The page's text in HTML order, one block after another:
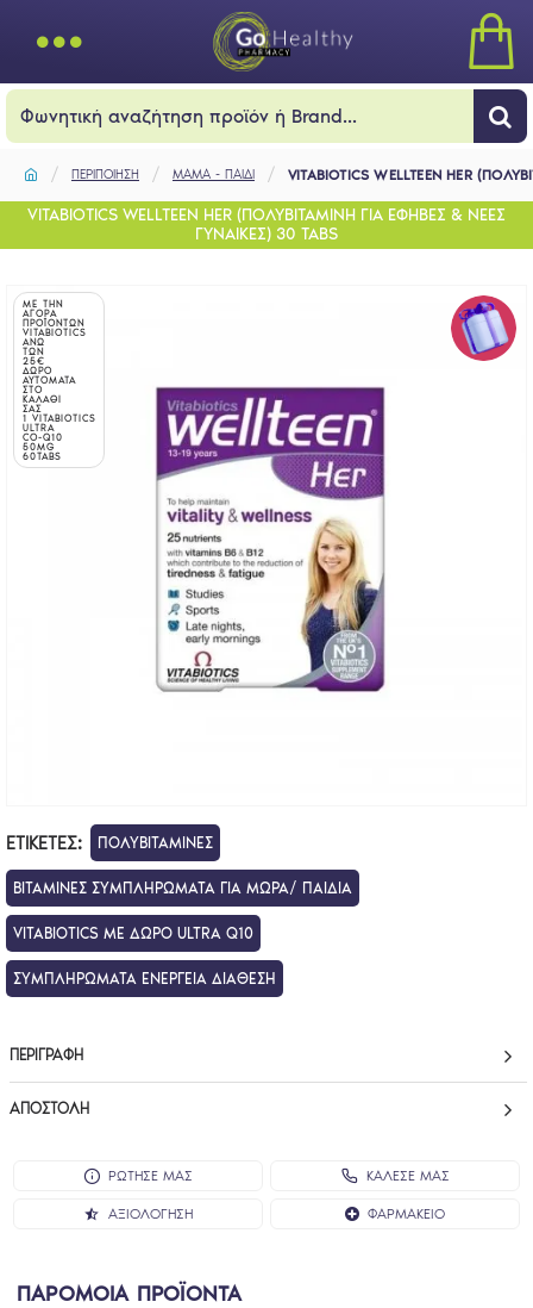
ΠΕΡΙΠΟΙΗΣΗ ΜΑΜΑ - ΠΑΙΔΙ VITABIOTICS WELLTEEN HER
VITABIOTICS WELLTEEN HER (ΠΟΛΥΒΙΤΑΜΙΝΗ ΓΙΑ ΕΦΗΒΕΣ & ΝΕΕΣ
ΓΥΝΑΙΚΕΣ) 30 TABS
ΜΕ ΤΗΝ
ΑΓΟΡΑ
ΠΡΟΪΟΝΤΩΝ
VITABIOTICS
ΑΝΩ
ΤΩΝ
25€
ΔΩΡΟ
ΑΥΤΟΜΑΤΑ
ΣΤΟ
ΚΑΛΑΘΙ
ΣΑΣ
1 VITABIOTICS
ULTRA
CO-Q10
50MG
60TABS
ΕΤΙΚΈΤΕΣ: ΠΟΛΥΒΙΤΑΜΙΝΕΣ
ΒΙΤΑΜΙΝΕΣ ΣΥΜΠΛΗΡΩΜΑΤΑ ΓΙΑ ΜΩΡΑ/ ΠΑΙΔΙΑ
VITABIOTICS ΜΕ ΔΩΡΟ ULTRA Q10
ΣΥΜΠΛΗΡΩΜΑΤΑ ΕΝΕΡΓΕΙΑ ΔΙΑΘΕΣΗ
ΠΕΡΙΓΡΑΦΉ
ΑΠΟΣΤΟΛΉ
ΡΩΤΗΣΕ ΜΑΣ ΚΑΛΕΣΕ ΜΑΣ
ΑΞΙΟΛΌΓΗΣΗ ΦΑΡΜΑΚΕΊΟ
ΠΑΡΟΜΟΙΑ ΠΡΟΪΟΝΤΑ